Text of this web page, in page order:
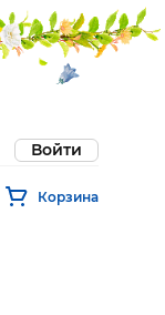
Войти
Корзина